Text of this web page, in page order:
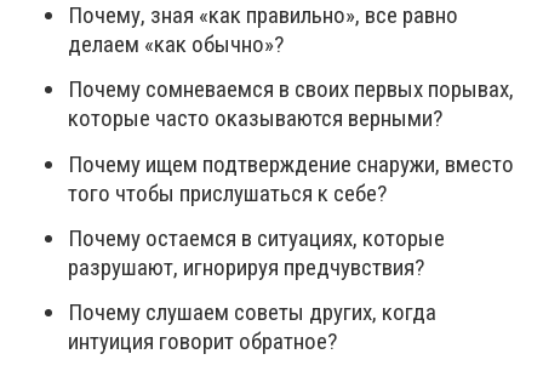
Почему, зная «как правильно», все равно
делаем «как обычно»?
Почему сомневаемся в своих первых порывах,
которые часто оказываются верными?
Почему ищем подтверждение снаружи, вместо
того чтобы прислушаться к себе?
Почему остаемся в ситуациях, которые
разрушают, игнорируя предчувствия?
Почему слушаем советы других, когда
интуиция говорит обратное?